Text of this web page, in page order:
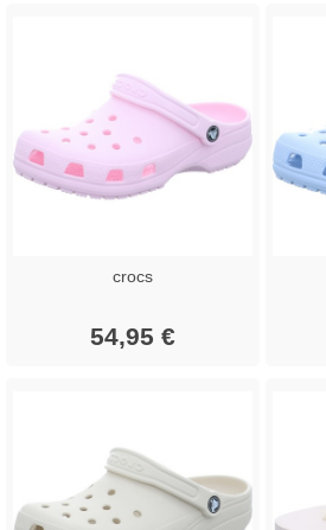
crocs
54,95 €